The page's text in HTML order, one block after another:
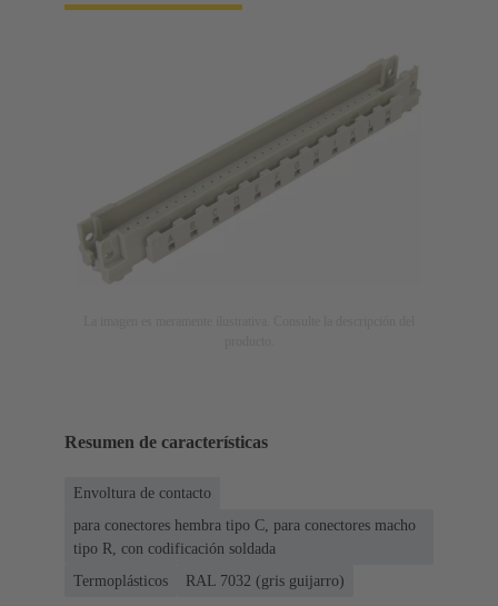
Resumen de características
Envoltura de contacto
para conectores hembra tipo C, para conectores macho
tipo R, con codificación soldada
Termoplásticos
RAL 7032 (gris guijarro)